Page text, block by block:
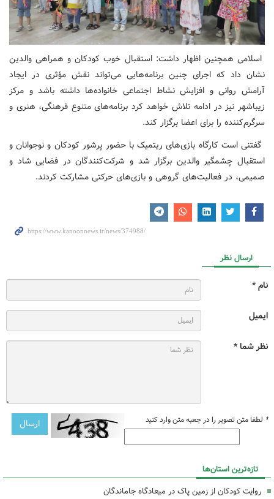
اسلامی همچنین اظهار داشت: استقبال خوب کودکان و همراهی والدین
نشان داد که اجرای چنین برنامه‌هایی می‌تواند نقش مؤثری در ایجاد
آرامش روانی و افزایش نشاط اجتماعی خانواده‌ها داشته باشد و مرکز
زیباشهر نیز در ادامه تلاش خواهد کرد برنامه‌های متنوع فرهنگی، هنری و
سرگرم‌کننده را برای اعضا برگزار کند.
گفتنی است کارگاه بازی‌های ریتمیک با حضور پرشور کودکان و نوجوانان و
استقبال چشمگیر والدین برگزار شد و شرکت‌کنندگان در فضایی شاد و
صمیمی، در فعالیت‌های گروهی و بازی‌های حرکتی مشارکت کردند.
ارسال نظر
نام *
ایمیل
نظر شما *
* لطفا متن تصویر را در جعبه متن وارد کنید
تازه‌ترین استان‌ها
روایت کودکان از زمین پاک در میعادگاه جاماندگان